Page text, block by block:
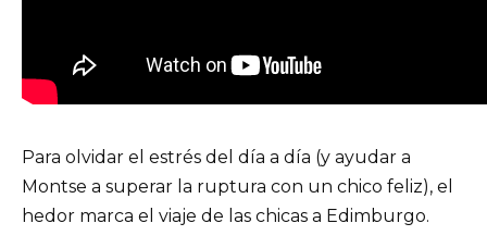
Para olvidar el estrés del día a día (y ayudar a
Montse a superar la ruptura con un chico feliz), el
hedor marca el viaje de las chicas a Edimburgo.